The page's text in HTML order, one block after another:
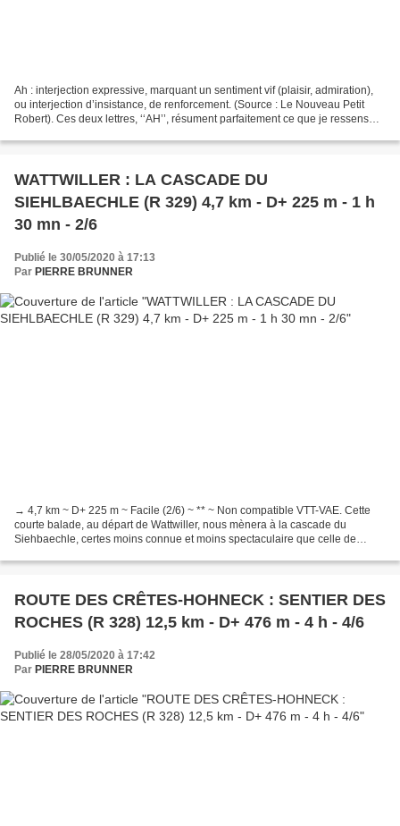
Ah : interjection expressive, marquant un sentiment vif (plaisir, admiration),
ou interjection d’insistance, de renforcement. (Source : Le Nouveau Petit
Robert). Ces deux lettres, ‘‘AH’’, résument parfaitement ce que je ressens
WATTWILLER : LA CASCADE DU
SIEHLBAECHLE (R 329) 4,7 km - D+ 225 m - 1 h
30 mn - 2/6
Publié le 30/05/2020 à 17:13
Par PIERRE BRUNNER
→ 4,7 km ~ D+ 225 m ~ Facile (2/6) ~ ** ~ Non compatible VTT-VAE. Cette
courte balade, au départ de Wattwiller, nous mènera à la cascade du
Siehbaechle, certes moins connue et moins spectaculaire que celle de
ROUTE DES CRÊTES-HOHNECK : SENTIER DES
ROCHES (R 328) 12,5 km - D+ 476 m - 4 h - 4/6
Publié le 28/05/2020 à 17:42
Par PIERRE BRUNNER